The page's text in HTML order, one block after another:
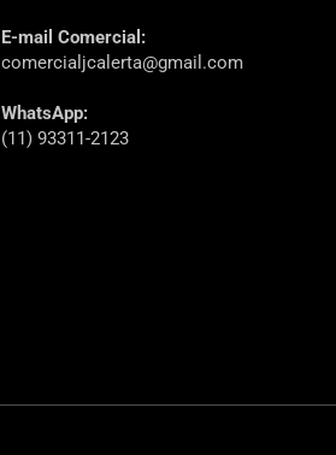
E-mail Comercial:
comercialjcalerta@gmail.com
WhatsApp:
(11) 93311-2123